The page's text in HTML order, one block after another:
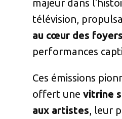
majeur dans
télévision,
au cœur des foyers
performances
Ces émissions
offert une vitrine
aux artistes, leur